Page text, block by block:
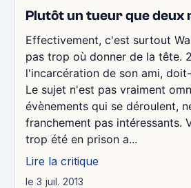
Plutôt un tueur que deux
Effectivement, c'est surtout
pas trop où donner de la tête.
l'incarcération de son ami,
Le sujet n'est pas vraiment
évènements qui se déroulent,
franchement pas intéressants.
trop été en prison a...
Lire la critique
le 3 juil. 2013